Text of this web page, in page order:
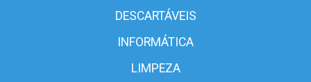
DESCARTÁVEIS
INFORMÁTICA
LIMPEZA